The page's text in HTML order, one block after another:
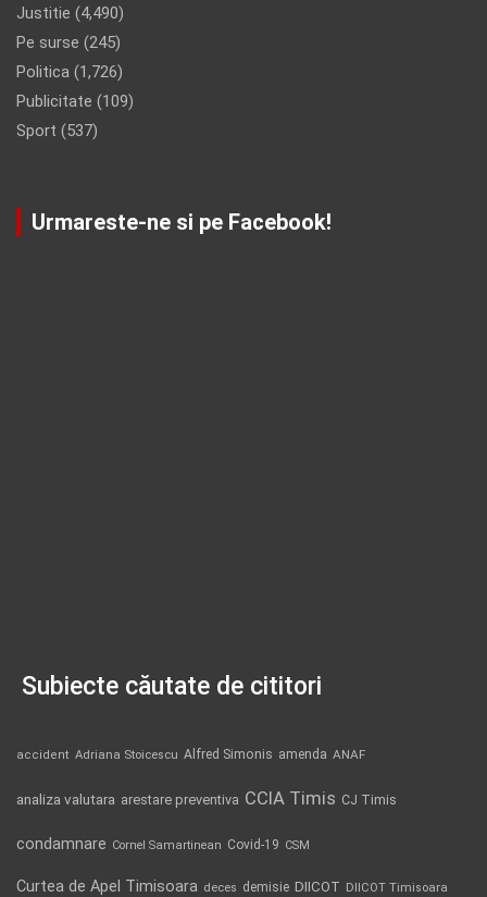
Justitie (4,490)
Pe surse (245)
Politica (1,726)
Publicitate (109)
Sport (537)
Urmareste-ne si pe Facebook!
Subiecte căutate de cititori
accident Adriana Stoicescu Alfred Simonis amenda ANAF
analiza valutara arestare preventiva CCIA Timis CJ Timis
condamnare Cornel Samartinean Covid-19 CSM
Curtea de Apel Timisoara deces demisie DIICOT DIICOT Timisoara